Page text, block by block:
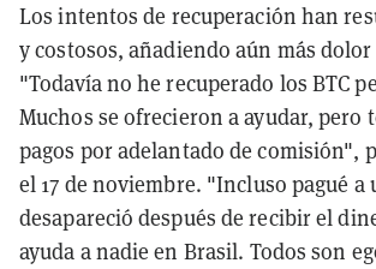
Los intentos de recuperación han
y costosos, añadiendo aún más
"Todavía no he recuperado los BTC
Muchos se ofrecieron a ayudar, pero
pagos por adelantado de comisión",
el 17 de noviembre. "Incluso pagué a
desapareció después de recibir el
ayuda a nadie en Brasil. Todos son